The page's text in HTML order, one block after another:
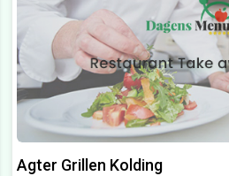
Agter Grillen Kolding